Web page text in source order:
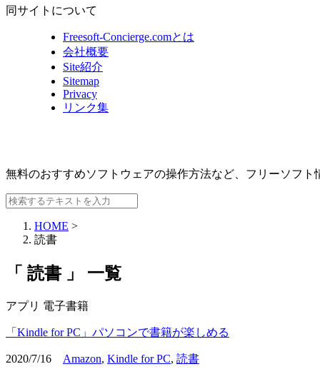
同サイトについて
Freesoft-Concierge.comとは
会社概要
Site紹介
Sitemap
Privacy
リンク集
無料のおすすめソフトウェアの操作方法など、 フリーソフト
HOME >
読書
「 読書 」 一覧
アプリ 電子書籍
「Kindle for PC」パソコンで書籍が楽しめる
2020/7/16 Amazon, Kindle for PC, 読書